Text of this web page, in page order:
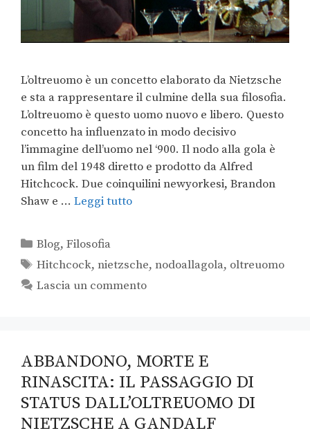
L’oltreuomo è un concetto elaborato da Nietzsche
e sta a rappresentare il culmine della sua filosofia.
L’oltreuomo è questo uomo nuovo e libero. Questo
concetto ha influenzato in modo decisivo
l’immagine dell’uomo nel ‘900. Il nodo alla gola è
un film del 1948 diretto e prodotto da Alfred
Hitchcock. Due coinquilini newyorkesi, Brandon
Shaw e … Leggi tutto
Blog,Filosofia
Hitchcock,nietzsche,nodoallagola, oltreuomo
Lascia un commento
ABBANDONO, MORTE E
RINASCITA: IL PASSAGGIO DI
STATUS DALL’OLTREUOMO DI
NIETZSCHE A GANDALF